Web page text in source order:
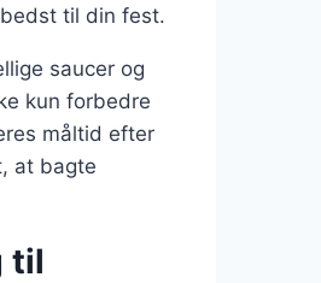
til din fest.
saucer og
kun forbedre
måltid efter
at bagte
til